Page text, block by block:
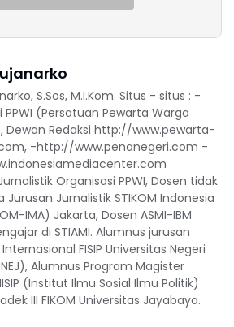
S.Sos, M.I.Kom. Situs - situs : -
PPWI (Persatuan Pewarta Warga
Dewan Redaksi http://www.pewarta-
-http://www.penanegeri.com -
Organisasi PPWI, Dosen tidak
Jurnalistik STIKOM Indonesia
IMA) Jakarta, Dosen ASMI-IBM
di STIAMI. Alumnus jurusan
FISIP Universitas Negeri
Alumnus Program Magister
(Institut Ilmu Sosial Ilmu Politik)
III FIKOM Universitas Jayabaya.